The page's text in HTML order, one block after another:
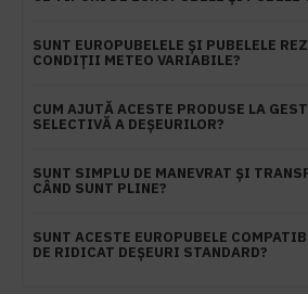
SUNT EUROPUBELELE ȘI PUBELELE
CONDIȚII METEO VARIABILE?
CUM AJUTĂ ACESTE PRODUSE LA
SELECTIVĂ A DEȘEURILOR?
SUNT SIMPLU DE MANEVRAT ȘI
CÂND SUNT PLINE?
SUNT ACESTE EUROPUBELE
DE RIDICAT DEȘEURI STANDARD?